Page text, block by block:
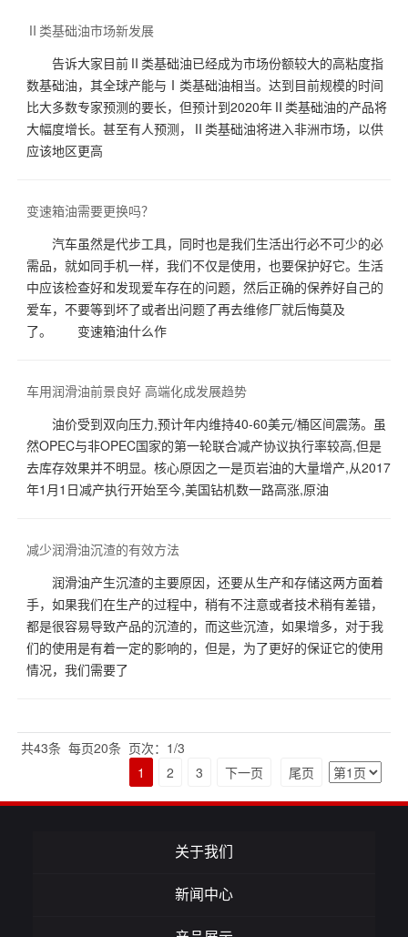
Ⅱ类基础油市场新发展
告诉大家目前Ⅱ类基础油已经成为市场份额较大的高粘度指
数基础油，其全球产能与Ⅰ类基础油相当。达到目前规模的时间
比大多数专家预测的要长，但预计到2020年Ⅱ类基础油的产品将
大幅度增长。甚至有人预测，Ⅱ类基础油将进入非洲市场，以供
应该地区更高
变速箱油需要更换吗？
汽车虽然是代步工具，同时也是我们生活出行必不可少的必
需品，就如同手机一样，我们不仅是使用，也要保护好它。生活
中应该检查好和发现爱车存在的问题，然后正确的保养好自己的
爱车，不要等到坏了或者出问题了再去维修厂就后悔莫及
了。 变速箱油什么作
车用润滑油前景良好 高端化成发展趋势
油价受到双向压力,预计年内维持40-60美元/桶区间震荡。虽
然OPEC与非OPEC国家的第一轮联合减产协议执行率较高,但是
去库存效果并不明显。核心原因之一是页岩油的大量增产,从2017
年1月1日减产执行开始至今,美国钻机数一路高涨,原油
减少润滑油沉渣的有效方法
润滑油产生沉渣的主要原因，还要从生产和存储这两方面着
手，如果我们在生产的过程中，稍有不注意或者技术稍有差错，
都是很容易导致产品的沉渣的，而这些沉渣，如果增多，对于我
们的使用是有着一定的影响的，但是，为了更好的保证它的使用
情况，我们需要了
共43条 每页20条 页次：1/3
1
2 3 下一页 尾页
关于我们
新闻中心